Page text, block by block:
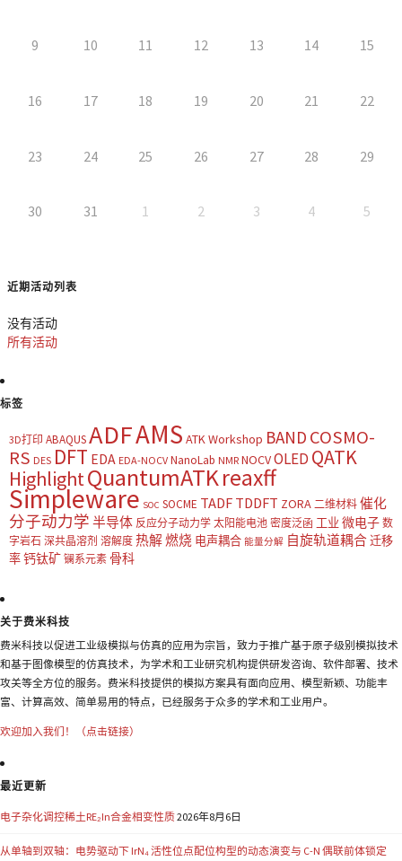
9 10 11 12 13 14 15
16 17 18 19 20 21 22
23 24 25 26 27 28 29
30 31 1 2 3 4 5
近期活动列表
没有活动
所有活动
标签
3D打印 ABAQUSADFAMS ATK Workshop BAND COSMO-
RS DES DFT EDA EDA-NOCV NanoLab NMR NOCVOLED QATK
HighlightQuantumATKreaxff
Simpleware SOC SOCME TADF TDDFT ZORA 二维材料 催化
分子动力学 半导体 反应分子动力学 太阳能电池 密度泛函 工业 微电子 数
字岩石 深共晶溶剂 溶解度 热解燃烧 电声耦合 能量分解 自旋轨道耦合迁移
率钙钛矿 镧系元素 骨科
关于费米科技
费米科技以促进工业级模拟与仿真的应用为宗旨，致力于推广基于原子级别模拟技术
和基于图像模型的仿真技术，为学术和工业研究机构提供研发咨询、软件部署、技术
攻关等全方位的服务。费米科技提供的模拟方案具有面向应用、模型新颖、功能丰
富、计算高效、简单易用的特点，已经服务于众多的学术和工业用户。
欢迎加入我们！（点击链接）
最近更新
电子杂化调控稀土RE₂In合金相变性质2026年8月6日
从单轴到双轴：电势驱动下 IrN₄ 活性位点配位构型的动态演变与 C-N 偶联前体锁定